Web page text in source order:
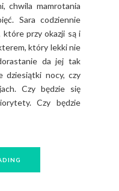
chwila mamrotania
Sara codziennie
które przy okazji są i
który lekki nie
da jej tak
dziesiątki nocy, czy
Czy będzie się
Czy będzie